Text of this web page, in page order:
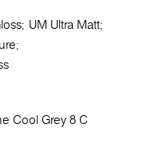
UM Ultra Matt
Cool Grey 8 C